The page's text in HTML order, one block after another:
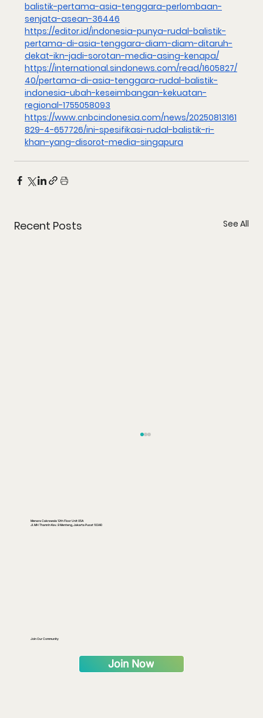
balistik-pertama-asia-tenggara-perlombaan-
senjata-asean-36446
https://editor.id/indonesia-punya-rudal-balistik-
pertama-di-asia-tenggara-diam-diam-ditaruh-
dekat-ikn-jadi-sorotan-media-asing-kenapa/
https://international.sindonews.com/read/1605827/
40/pertama-di-asia-tenggara-rudal-balistik-
indonesia-ubah-keseimbangan-kekuatan-
regional-1755058093
https://www.cnbcindonesia.com/news/20250813161
829-4-657726/ini-spesifikasi-rudal-balistik-ri-
khan-yang-disorot-media-singapura
Recent Posts See All
Menara Cakrawala 12th Floor Unit 05A
Jl. MH Thamrin Kav. 9 Menteng, Jakarta Pusat 10340
Join Our Community
Join Now